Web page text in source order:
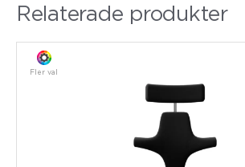
Relaterade produkter
Fler val